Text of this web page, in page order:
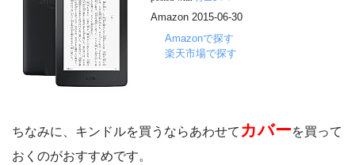
Amazon 2015-06-30
Amazonで探す
楽天市場で探す
ちなみに、キンドルを買うならあわせて カバーを買って
おくのがおすすめです。